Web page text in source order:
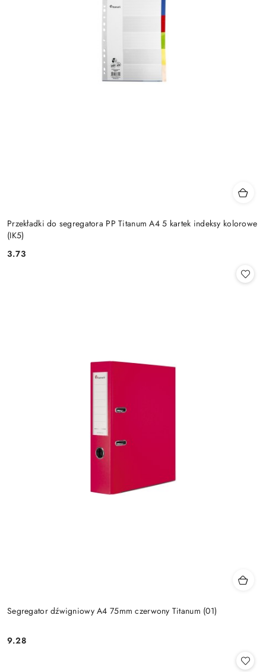
Przekładki do segregatora PP Titanum A4 5 kartek indeksy kolorowe
(IK5)
Cena:
3.73
Segregator dźwigniowy A4 75mm czerwony Titanum (01)
Cena:
9.28